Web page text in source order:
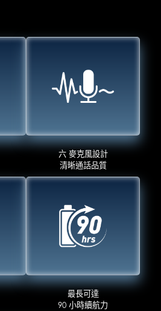
六 麥克風設計
清晰通話品質
最長可達
90 小時續航力